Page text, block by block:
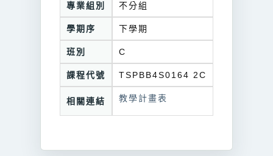
專業組別 不分組
學期序 下學期
班別 C
課程代號 TSPBB4S0164 2C
相關連結 教學計畫表